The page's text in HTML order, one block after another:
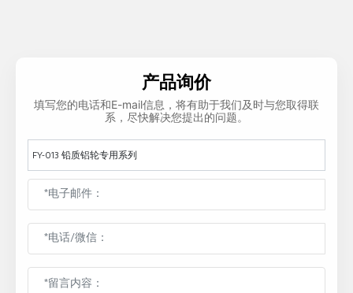
产品询价
填写您的电话和E-mail信息，将有助于我们及时与您取得联
系，尽快解决您提出的问题。
FY-013 铅质铝轮专用系列